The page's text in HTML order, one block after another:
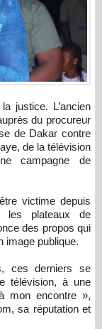
du procureur
de Dakar contre
de la télévision
campagne de
victime depuis
les plateaux de
des propos qui
image publique.
ces derniers se
télévision, à une
mon encontre »,
sa réputation et